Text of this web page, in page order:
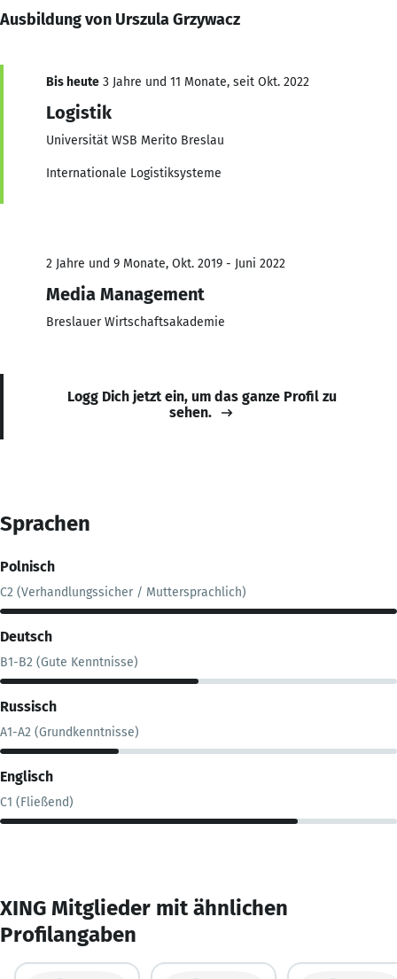
Ausbildung von Urszula Grzywacz
Bis heute 3 Jahre und 11 Monate, seit Okt. 2022
Logistik
Universität WSB Merito Breslau
Internationale Logistiksysteme
2 Jahre und 9 Monate, Okt. 2019 - Juni 2022
Media Management
Breslauer Wirtschaftsakademie
Logg Dich jetzt ein, um das ganze Profil zu
sehen.
Sprachen
Polnisch
C2 (Verhandlungssicher / Muttersprachlich)
Deutsch
B1-B2 (Gute Kenntnisse)
Russisch
A1-A2 (Grundkenntnisse)
Englisch
C1 (Fließend)
XING Mitglieder mit ähnlichen
Profilangaben